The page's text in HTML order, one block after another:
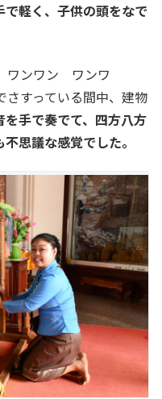
軽く、子供の頭をなで
ワンワン ワンワ
さすっている間中、建物
を手で奏でて、四方八方
思議な感覚でした。